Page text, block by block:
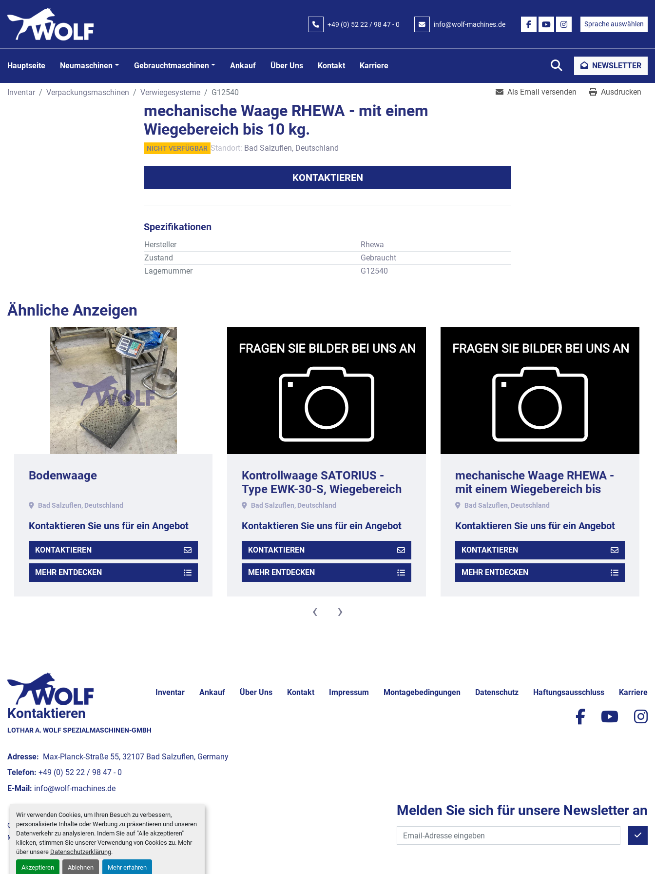
Wir verwenden Cookies, um Ihren Besuch zu verbessern,
personalisierte Inhalte oder Werbung zu präsentieren und unseren
Datenverkehr zu analysieren. Indem Sie auf "Alle akzeptieren"
klicken, stimmen Sie unserer Verwendung von Cookies zu. Mehr
über unsere Datenschutzerklärung.
Akzeptieren Ablehnen Mehr erfahren
+49 (0) 52 22 / 98 47 - 0 info@wolf-machines.de
FACEBOOK
YOUTUBEINSTAGRAM
Sprache auswählen
Hauptseite Neumaschinen Gebrauchtmaschinen Ankauf Über Uns Kontakt Karriere SucheNEWSLETTER
Inventar Verpackungsmaschinen Verwiegesysteme G12540 Als Email versenden Ausdrucken
mechanische Waage RHEWA - mit einem
Wiegebereich bis 10 kg.
NICHT VERFÜGBAR Standort: Bad Salzuflen, Deutschland
KONTAKTIEREN
Spezifikationen
Hersteller
Rhewa
Zustand
Gebraucht
Lagernummer
G12540
Ähnliche Anzeigen
Bodenwaage
Bad Salzuflen, Deutschland
Kontaktieren Sie uns für ein Angebot
KONTAKTIEREN
MEHR ENTDECKEN
Kontrollwaage SATORIUS -
Type EWK-30-S, Wiegebereich
bis ca. 1 kg.
Bad Salzuflen, Deutschland
Kontaktieren Sie uns für ein Angebot
KONTAKTIEREN
MEHR ENTDECKEN
mechanische Waage RHEWA -
mit einem Wiegebereich bis
1.000 gr.
Bad Salzuflen, Deutschland
Kontaktieren Sie uns für ein Angebot
KONTAKTIEREN
MEHR ENTDECKEN
‹ ›
Inventar Ankauf Über Uns Kontakt Impressum Montagebedingungen Datenschutz Haftungsausschluss Karriere
Kontaktieren
LOTHAR A. WOLF SPEZIALMASCHINEN-GMBH
Adresse: Max-Planck-Straße 55, 32107 Bad Salzuflen, Germany
Telefon: +49 (0) 52 22 / 98 47 - 0
E-Mail: info@wolf-machines.de
Cookie-Einstellungen
Machinio System-Website vonMachinio
facebook
Melden Sie sich für unsere Newsletter an